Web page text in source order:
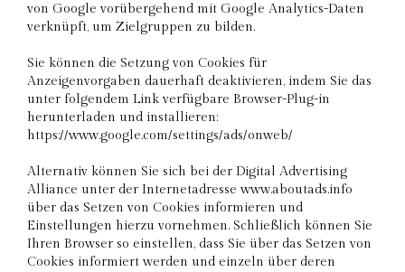
von Google vorübergehend mit Google Analytics-Daten
verknüpft, um Zielgruppen zu bilden.
Sie können die Setzung von Cookies für
Anzeigenvorgaben dauerhaft deaktivieren, indem Sie das
unter folgendem Link verfügbare Browser-Plug-in
herunterladen und installieren:
https://www.google.com/settings/ads/onweb/
Alternativ können Sie sich bei der Digital Advertising
Alliance unter der Internetadresse www.aboutads.info
über das Setzen von Cookies informieren und
Einstellungen hierzu vornehmen. Schließlich können Sie
Ihren Browser so einstellen, dass Sie über das Setzen von
Cookies informiert werden und einzeln über deren